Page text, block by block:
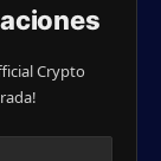
Crypto